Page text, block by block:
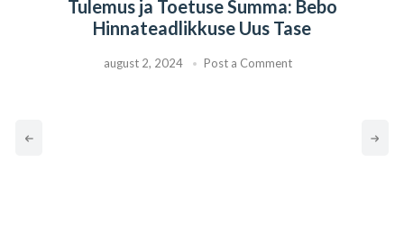
Tulemus ja Toetuse Summa: Bebo
Hinnateadlikkuse Uus Tase
august 2, 2024 Post a Comment